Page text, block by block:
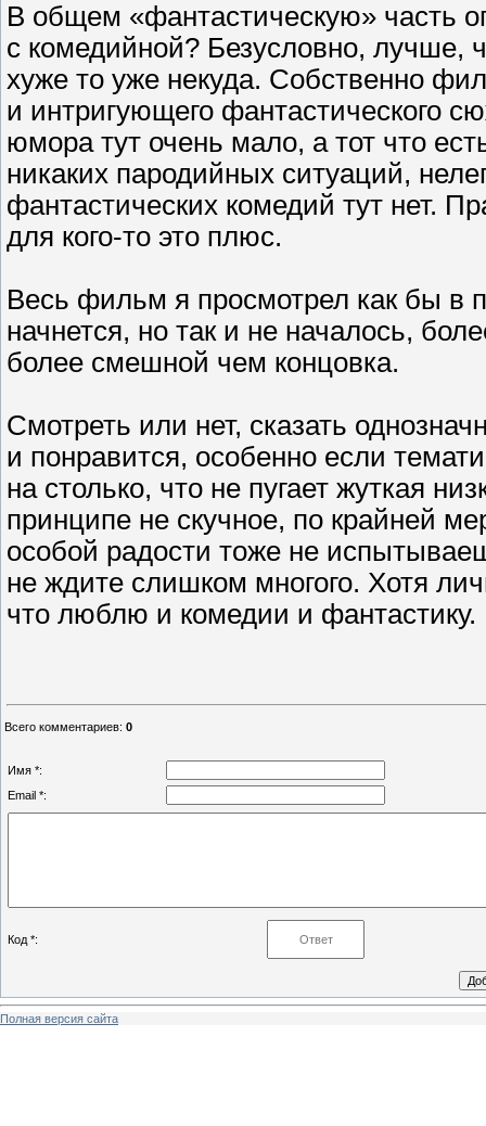
В общем «фантастическую» часть
с комедийной? Безусловно, лучше,
хуже то уже некуда. Собственно
и интригующего фантастического
юмора тут очень мало, а тот что
никаких пародийных ситуаций,
фантастических комедий тут нет.
для кого-то это плюс.
Весь фильм я просмотрел как бы в
начнется, но так и не началось,
более смешной чем концовка.
Смотреть или нет, сказать
и понравится, особенно если
на столько, что не пугает жуткая
принципе не скучное, по крайней
особой радости тоже не
не ждите слишком многого. Хотя
что люблю и комедии и фантастику.
Всего комментариев: 0
Имя *:
Email *:
Код *:
Полная версия сайта